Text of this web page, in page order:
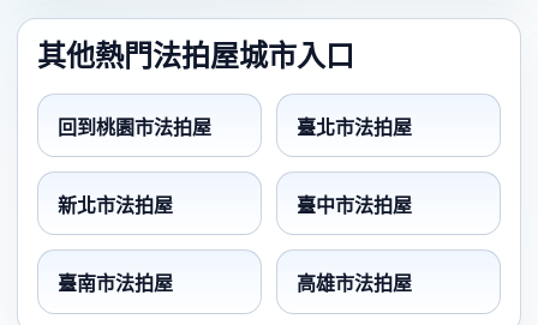
其他熱門法拍屋城市入口
回到桃園市法拍屋 臺北市法拍屋
新北市法拍屋 臺中市法拍屋
臺南市法拍屋 高雄市法拍屋